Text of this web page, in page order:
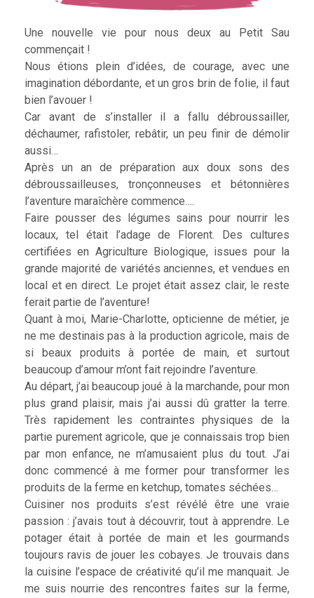
Une nouvelle vie pour nous deux au Petit Sau
commençait !
Nous étions plein d’idées, de courage, avec une
imagination débordante, et un gros brin de folie, il faut
bien l’avouer !
Car avant de s’installer il a fallu débroussailler,
déchaumer, rafistoler, rebâtir, un peu finir de démolir
aussi…
Après un an de préparation aux doux sons des
débroussailleuses, tronçonneuses et bétonnières
l’aventure maraîchère commence….
Faire pousser des légumes sains pour nourrir les
locaux, tel était l’adage de Florent. Des cultures
certifiées en Agriculture Biologique, issues pour la
grande majorité de variétés anciennes, et vendues en
local et en direct. Le projet était assez clair, le reste
ferait partie de l’aventure!
Quant à moi, Marie-Charlotte, opticienne de métier, je
ne me destinais pas à la production agricole, mais de
si beaux produits à portée de main, et surtout
beaucoup d’amour m’ont fait rejoindre l’aventure.
Au départ, j’ai beaucoup joué à la marchande, pour mon
plus grand plaisir, mais j’ai aussi dû gratter la terre.
Très rapidement les contraintes physiques de la
partie purement agricole, que je connaissais trop bien
par mon enfance, ne m’amusaient plus du tout. J’ai
donc commencé à me former pour transformer les
produits de la ferme en ketchup, tomates séchées…
Cuisiner nos produits s’est révélé être une vraie
passion : j’avais tout à découvrir, tout à apprendre. Le
potager était à portée de main et les gourmands
toujours ravis de jouer les cobayes. Je trouvais dans
la cuisine l’espace de créativité qu’il me manquait. Je
me suis nourrie des rencontres faites sur la ferme,